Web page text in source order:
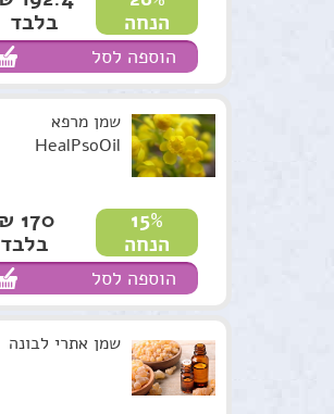
הנחה
בלבד
הוספה לסל
שמן מרפא
HealPsoOil
15%
הנחה
170 ₪
בלבד
הוספה לסל
שמן אתרי לבונה